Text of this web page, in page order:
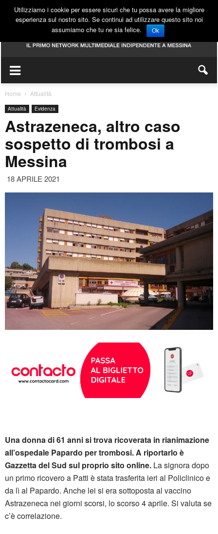
Home Attualità
Attualità Evidenza
Astrazeneca, altro caso
sospetto di trombosi a
Messina
18 APRILE 2021
Una donna di 61 anni si trova ricoverata in rianimazione
all’ospedale Papardo per trombosi.A riportarlo è
Gazzetta del Sud sul proprio sito online. La signora dopo
un primo ricovero a Patti è stata trasferita ieri al Policlinico e
da lì al Papardo. Anche lei si era sottoposta al vaccino
Astrazeneca nei giorni scorsi, lo scorso 4 aprile. Si valuta se
c’è correlazione.
Utilizziamo i cookie per essere sicuri che tu possa avere la migliore
esperienza sul nostro sito. Se continui ad utilizzare questo sito noi
assumiamo che tu ne sia felice.
Ok